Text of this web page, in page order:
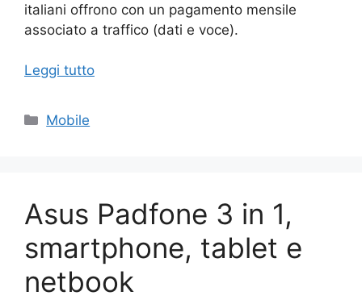
italiani offrono con un pagamento mensile
associato a traffico (dati e voce).
Leggi tutto
Categorie
Mobile
Asus Padfone 3 in 1,
smartphone, tablet e
netbook